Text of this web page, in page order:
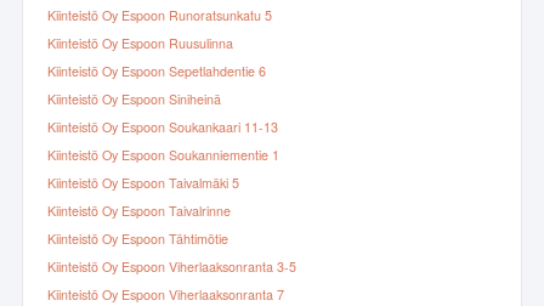
Kiinteistö Oy Espoon Runoratsunkatu 5
Kiinteistö Oy Espoon Ruusulinna
Kiinteistö Oy Espoon Sepetlahdentie 6
Kiinteistö Oy Espoon Siniheinä
Kiinteistö Oy Espoon Soukankaari 11-13
Kiinteistö Oy Espoon Soukanniementie 1
Kiinteistö Oy Espoon Taivalmäki 5
Kiinteistö Oy Espoon Taivalrinne
Kiinteistö Oy Espoon Tähtimötie
Kiinteistö Oy Espoon Viherlaaksonranta 3-5
Kiinteistö Oy Espoon Viherlaaksonranta 7